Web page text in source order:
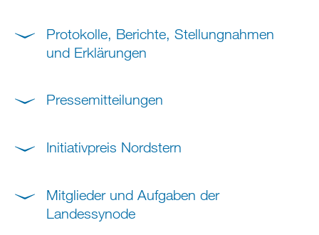
Protokolle, Berichte, Stellungnahmen
und Erklärungen
Pressemitteilungen
Initiativpreis Nordstern
Mitglieder und Aufgaben der
Landessynode